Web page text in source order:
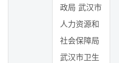
政局 武汉市
人力资源和
社会保障局
武汉市卫生